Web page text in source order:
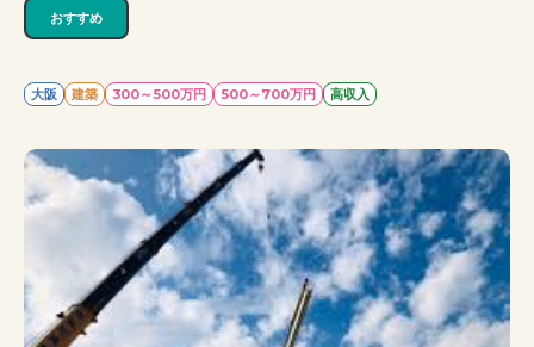
おすすめ
大阪 建築 300～500万円 500～700万円 高収入